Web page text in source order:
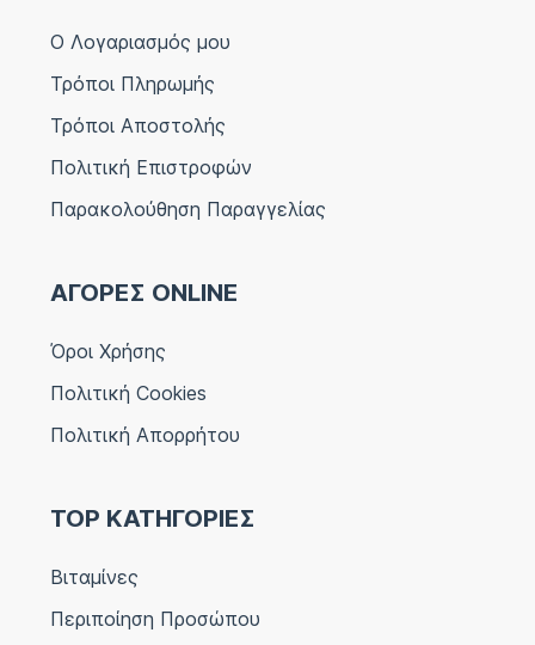
Ο Λογαριασμός μου
Τρόποι Πληρωμής
Τρόποι Αποστολής
Πολιτική Επιστροφών
Παρακολούθηση Παραγγελίας
ΑΓΟΡΕΣ ONLINE
Όροι Χρήσης
Πολιτική Cookies
Πολιτική Απορρήτου
TOP ΚΑΤΗΓΟΡΙΕΣ
Βιταμίνες
Περιποίηση Προσώπου